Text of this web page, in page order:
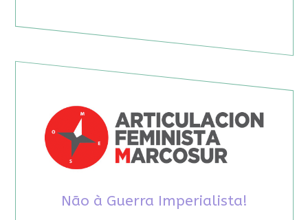
Não à Guerra Imperialista!